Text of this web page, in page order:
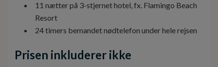
11 nætter på 3-stjernet hotel, fx. Flamingo Beach
Resort
24 timers bemandet nødtelefon under hele rejsen
Prisen inkluderer ikke